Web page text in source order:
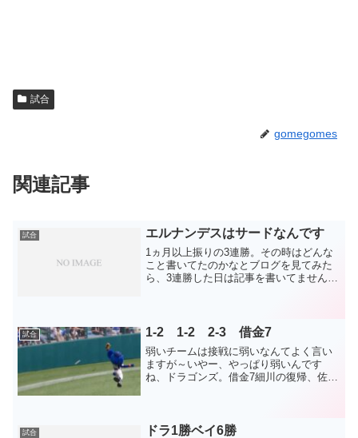
試合
gomegomes
関連記事
試合 エルナンデスはサードなんです
1ヵ月以上振りの3連勝。その時はどんな
こと書いてたのかなとブログを見てみた
ら、3連勝した日は記事を書いてませんで
けて愚痴っていた...
試合 1-2 1-2 2-3 借金7
弱いチームは接戦に弱いなんてよく言い
ますが～いやー、やっぱり弱いんです
ね、ドラゴンズ。借金7細川の復帰、佐藤
勝。Cドラ2佐藤柳、...
試合 ドラ1勝ベイ6勝